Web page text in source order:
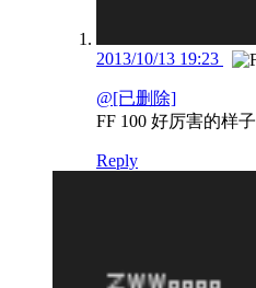
2013/10/13 19:23
@[已删除]
FF 100 好厉害的样子
Reply